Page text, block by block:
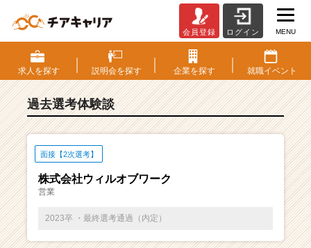
S・
選
考
験
ベ
チ
ー・
会員登録 ログイン MENU
求人を探す 説明会を探す 企業を探す 就職イベント
過去選考体験談
面接【2次選考】
株式会社ウィルオブワーク
営業
2023卒 ・最終選考通過（内定）